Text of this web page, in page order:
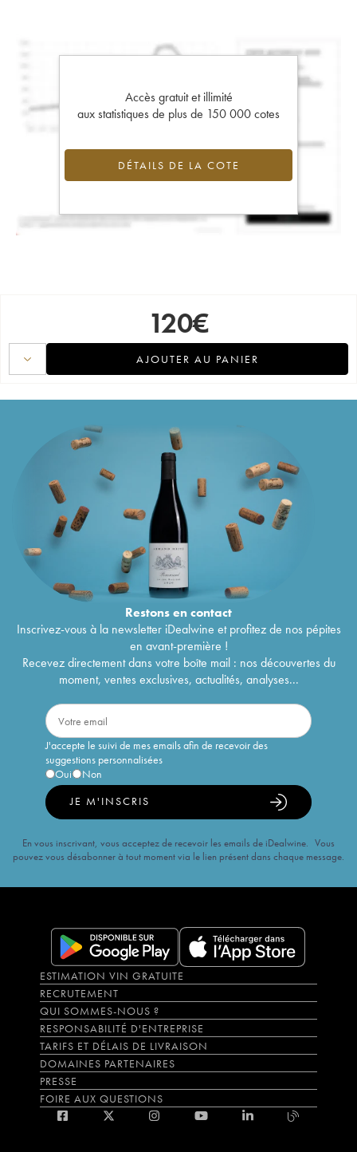
Accès gratuit et illimité
aux statistiques de plus de 150 000 cotes
DÉTAILS DE LA COTE
120€
AJOUTER AU PANIER
Restons encontact
Inscrivez-vous à la newsletter iDealwine et profitez de nos pépites
en avant-première !
Recevez directement dans votre boîte mail : nos découvertes du
moment, ventes exclusives, actualités, analyses...
J'accepte le suivi de mes emails afin de recevoir des
suggestions personnalisées
Oui
Non
JE M'INSCRIS
En vous inscrivant, vous acceptez de recevoir les emails de iDealwine. Vous
pouvez vous désabonner à tout moment via le lien présent dans chaque message.
ESTIMATION VIN GRATUITE
RECRUTEMENT
QUI SOMMES-NOUS ?
RESPONSABILITÉ D'ENTREPRISE
TARIFS ET DÉLAIS DE LIVRAISON
DOMAINES PARTENAIRES
PRESSE
FOIRE AUX QUESTIONS